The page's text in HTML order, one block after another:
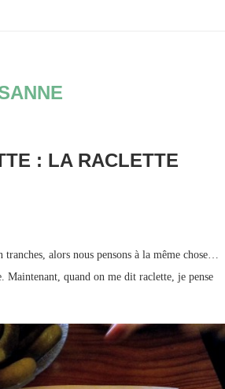
: LA RACLETTE
alors nous pensons à la même chose…
quand on me dit raclette, je pense